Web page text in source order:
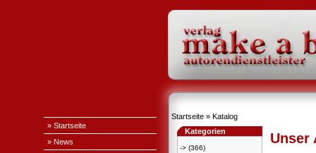
» Startseite
» News
Startseite » Katalog
Kategorien
-> (366)
Unser